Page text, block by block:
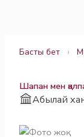
Басты бет ›
Шапан мен
Абылай